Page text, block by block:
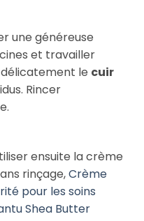
une généreuse
et travailler
délicatement le cuir
Rincer
ensuite la crème
rinçage,Crème
pour les soins
Shea Butter